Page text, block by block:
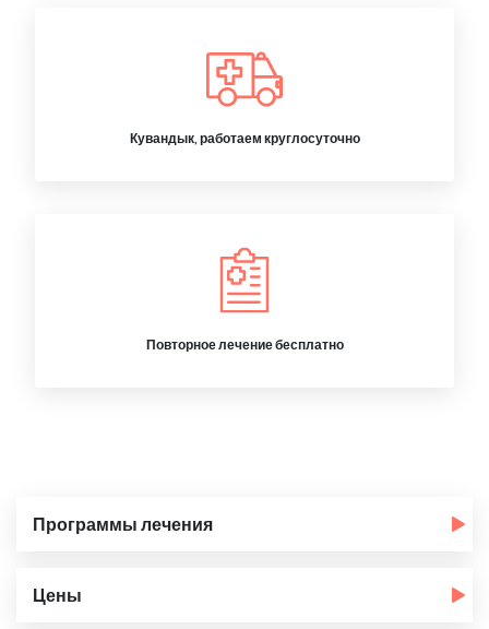
Кувандык, работаем круглосуточно
Повторное лечение бесплатно
Программы лечения
Цены